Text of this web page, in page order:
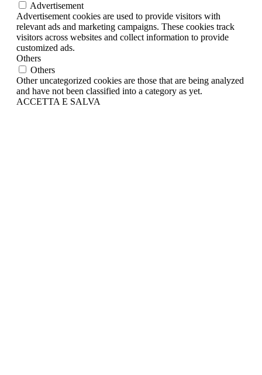
Advertisement
Advertisement cookies are used to provide visitors with
relevant ads and marketing campaigns. These cookies track
visitors across websites and collect information to provide
customized ads.
Others
Others
Other uncategorized cookies are those that are being analyzed
and have not been classified into a category as yet.
ACCETTA E SALVA